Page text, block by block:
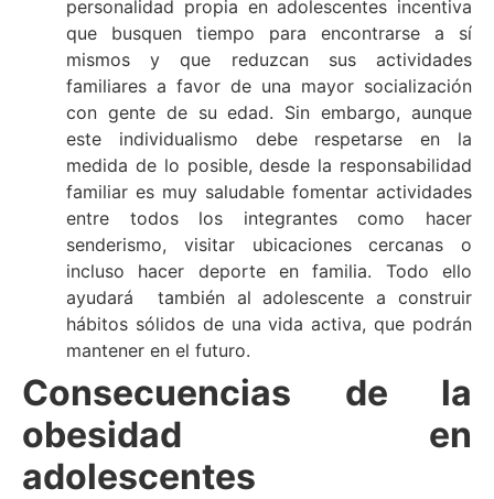
personalidad propia en adolescentes incentiva
que busquen tiempo para encontrarse a sí
mismos y que reduzcan sus actividades
familiares a favor de una mayor socialización
con gente de su edad. Sin embargo, aunque
este individualismo debe respetarse en la
medida de lo posible, desde la responsabilidad
familiar es muy saludable fomentar actividades
entre todos los integrantes como hacer
senderismo, visitar ubicaciones cercanas o
incluso hacer deporte en familia. Todo ello
ayudará también al adolescente a construir
hábitos sólidos de una vida activa, que podrán
mantener en el futuro.
Consecuencias de la
obesidad en
adolescentes